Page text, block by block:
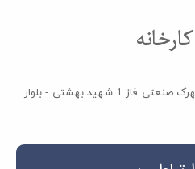
آدرس کارخانه: اردبیل - میدان ایثار - شهرک صنعتی فاز 1 شهید بهشتی - بلوار